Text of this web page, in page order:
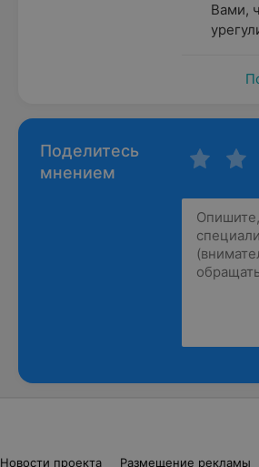
Вами,
Поделитесь
мнением
Новости проекта Размещение рекламы